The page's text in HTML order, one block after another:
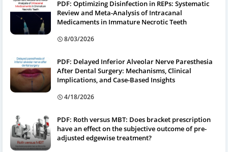
PDF: Optimizing Disinfection in REPs: Systematic
Review and Meta-Analysis of Intracanal
Medicaments in Immature Necrotic Teeth
8/03/2026
PDF: Delayed Inferior Alveolar Nerve Paresthesia
After Dental Surgery: Mechanisms, Clinical
Implications, and Case-Based Insights
4/18/2026
PDF: Roth versus MBT: Does bracket prescription
have an effect on the subjective outcome of pre-
adjusted edgewise treatment?